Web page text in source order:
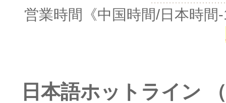
営業時間《中国時間/日本時間
日本語ホットライン